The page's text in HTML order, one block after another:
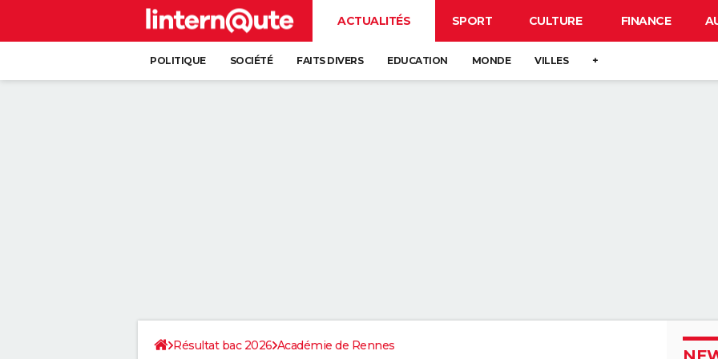
ACTUALITÉS SPORT CULTURE FINANCE
POLITIQUE SOCIÉTÉ FAITS DIVERS EDUCATION MONDE VILLES +
Résultat bac 2026 Académie de Rennes